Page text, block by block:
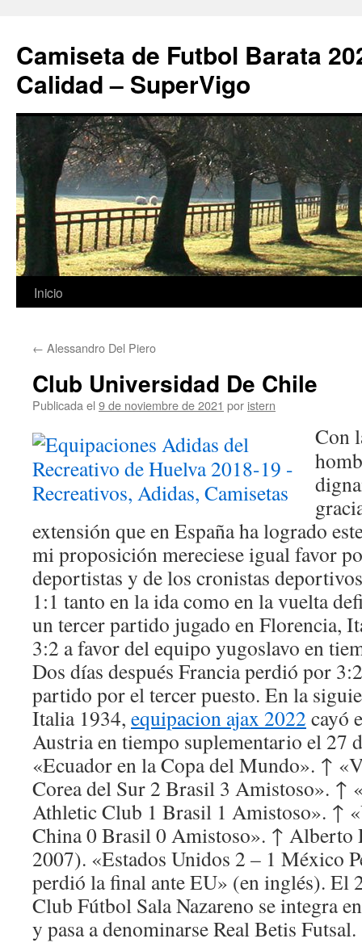
Camiseta de Futbol Barata
Calidad – SuperVigo
Saltar
contenido
Inicio
← Alessandro Del Piero
Club Universidad De Chile
Publicada el 9 de noviembre de 2021 por istern
Con
extensión que en España ha logrado
mi proposición mereciese igual favor
deportistas y de los cronistas
1:1 tanto en la ida como en la vuelta
un tercer partido jugado en Florencia,
3:2 a favor del equipo yugoslavo en
Dos días después Francia perdió por
partido por el tercer puesto. En la
Italia 1934, equipacion ajax 2022 cayó
Austria en tiempo suplementario el 27
«Ecuador en la Copa del Mundo». ↑
Corea del Sur 2 Brasil 3 Amistoso». ↑
Athletic Club 1 Brasil 1 Amistoso». ↑
China 0 Brasil 0 Amistoso». ↑ Alberto
2007). «Estados Unidos 2 – 1 México
perdió la final ante EU» (en inglés). El
Club Fútbol Sala Nazareno se integra
y pasa a denominarse Real Betis Futsal.